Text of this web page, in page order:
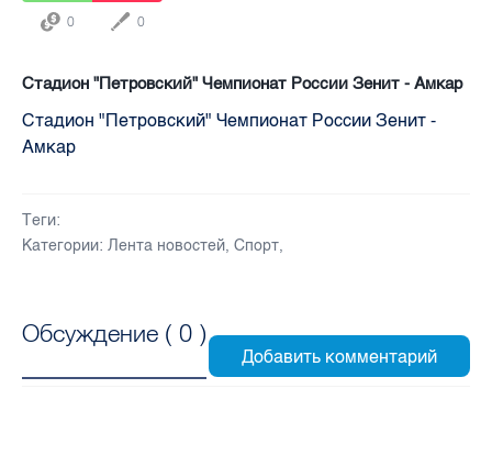
0 0
Стадион "Петровский" Чемпионат России Зенит - Амкар
Стадион "Петровский" Чемпионат России Зенит -
Амкар
Теги:
Категории: Лента новостей, Спорт,
Обсуждение ( 0 )